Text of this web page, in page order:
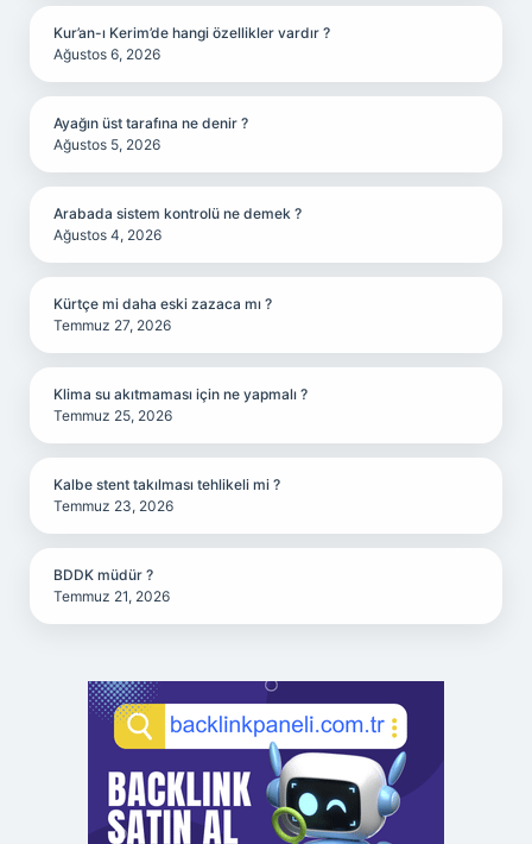
Kur’an-ı Kerim’de hangi özellikler vardır ?
Ağustos 6, 2026
Ayağın üst tarafına ne denir ?
Ağustos 5, 2026
Arabada sistem kontrolü ne demek ?
Ağustos 4, 2026
Kürtçe mi daha eski zazaca mı ?
Temmuz 27, 2026
Klima su akıtmaması için ne yapmalı ?
Temmuz 25, 2026
Kalbe stent takılması tehlikeli mi ?
Temmuz 23, 2026
BDDK müdür ?
Temmuz 21, 2026